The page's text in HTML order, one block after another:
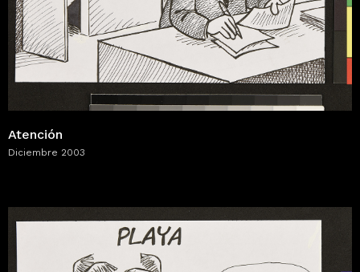
Atención
Diciembre 2003